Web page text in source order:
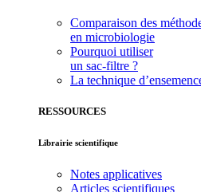
Comparaison des
en microbiologie
Pourquoi utiliser
un sac-filtre ?
La technique
RESSOURCES
Librairie scientifique
Notes applicatives
Articles scientifiques